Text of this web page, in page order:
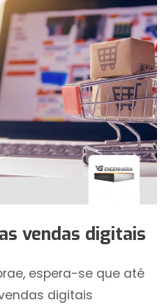
vendas digitais
espera-se que até
digitais